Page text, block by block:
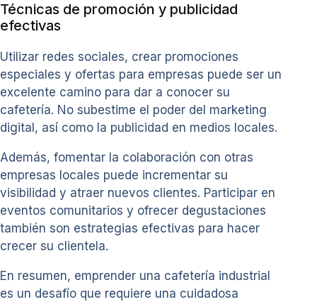
Técnicas de promoción y publicidad
efectivas
Utilizar redes sociales, crear promociones
especiales y ofertas para empresas puede ser un
excelente camino para dar a conocer su
cafetería. No subestime el poder del marketing
digital, así como la publicidad en medios locales.
Además, fomentar la colaboración con otras
empresas locales puede incrementar su
visibilidad y atraer nuevos clientes. Participar en
eventos comunitarios y ofrecer degustaciones
también son estrategias efectivas para hacer
crecer su clientela.
En resumen, emprender una cafetería industrial
es un desafío que requiere una cuidadosa